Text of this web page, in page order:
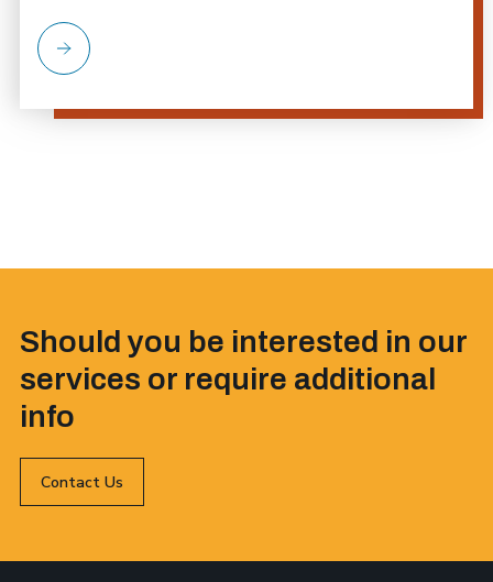
Should you be interested in our
services or require additional
info
Contact Us